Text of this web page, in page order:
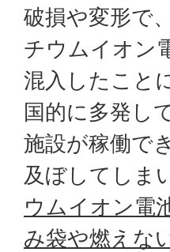
破損や変形で
チウムイオン
混入したこと
国的に多発し
施設が稼働で
及ぼしてしま
ウムイオン電
み袋や燃えな